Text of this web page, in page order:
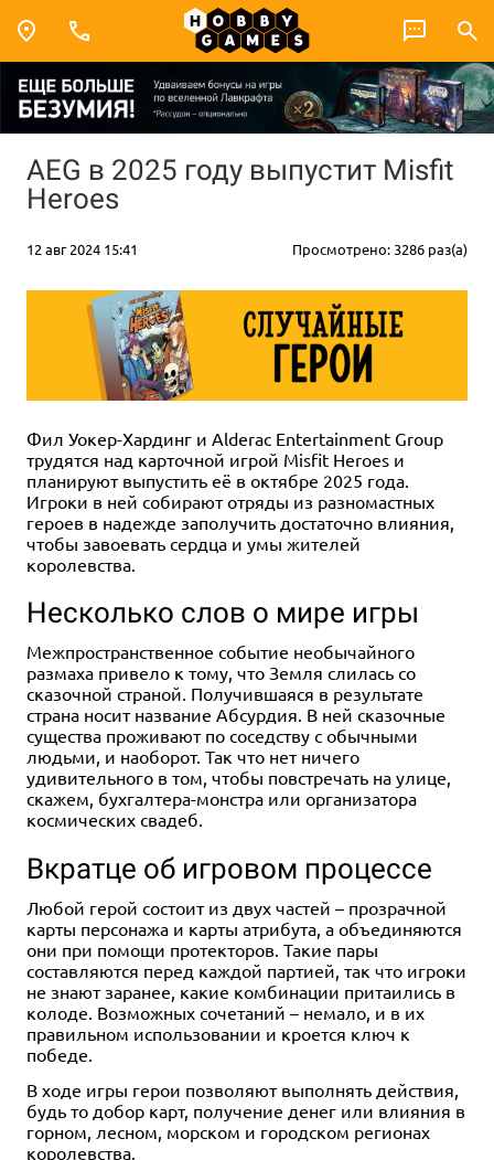
AEG в 2025 году выпустит Misfit
Heroes
12 авг 2024 15:41 Просмотрено: 3286 раз(а)
Фил Уокер-Хардинг и Alderac Entertainment Group
трудятся над карточной игрой Misfit Heroes и
планируют выпустить её в октябре 2025 года.
Игроки в ней собирают отряды из разномастных
героев в надежде заполучить достаточно влияния,
чтобы завоевать сердца и умы жителей
королевства.
Несколько слов о мире игры
Межпространственное событие необычайного
размаха привело к тому, что Земля слилась со
сказочной страной. Получившаяся в результате
страна носит название Абсурдия. В ней сказочные
существа проживают по соседству с обычными
людьми, и наоборот. Так что нет ничего
удивительного в том, чтобы повстречать на улице,
скажем, бухгалтера-монстра или организатора
космических свадеб.
Вкратце об игровом процессе
Любой герой состоит из двух частей – прозрачной
карты персонажа и карты атрибута, а объединяются
они при помощи протекторов. Такие пары
составляются перед каждой партией, так что игроки
не знают заранее, какие комбинации притаились в
колоде. Возможных сочетаний – немало, и в их
правильном использовании и кроется ключ к
победе.
В ходе игры герои позволяют выполнять действия,
будь то добор карт, получение денег или влияния в
горном, лесном, морском и городском регионах
королевства.